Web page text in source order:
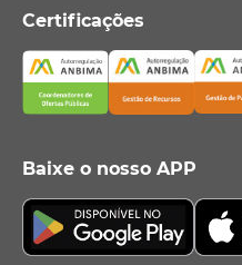
Certificações
Baixe o nosso APP